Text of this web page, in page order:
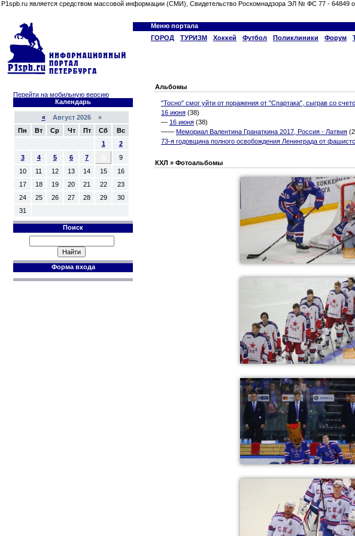
P1spb.ru является средством массовой информации (СМИ), Свидетельство Роскомнадзора ЭЛ № ФС 77 - 64849
Меню портала
ГОРОД
ТУРИЗМ Хоккей Футбол Поликлиники Форум
Перейти на мобильную версию
Календарь
«Август 2026 »
Пн
Вт Ср Чт Пт Сб
Вс
1
2
3
4 5 6 7
9
10
11 12 13 14 15
16
17
18 19 20 21 22
23
24
25 26 27 28 29
30
31
Поиск
Форма входа
Альбомы
"Тосно" смог уйти от поражения от "Спартака", сыграв со
16 июня (38)
— 16 июня (38)
—— Мемориал Валентина Гранаткина 2017, Россия - Латвия
73-я годовщина полного освобождения Ленинграда от
КХЛ » Фотоальбомы